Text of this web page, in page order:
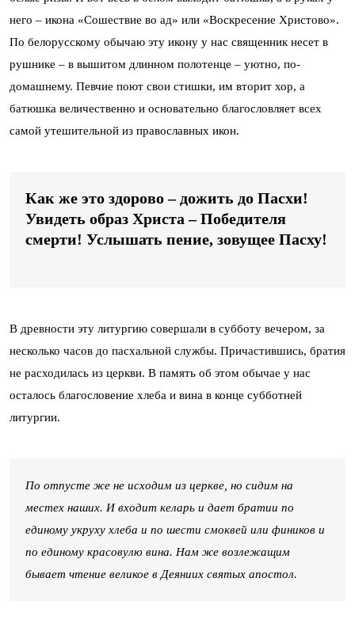
него – икона «Сошествие во ад» или «Воскресение Христово».
По белорусскому обычаю эту икону у нас священник несет в
рушнике – в вышитом длинном полотенце – уютно, по-
домашнему. Певчие поют свои стишки, им вторит хор, а
батюшка величественно и основательно благословляет всех
самой утешительной из православных икон.
Как же это здорово – дожить до Пасхи!
Увидеть образ Христа – Победителя
смерти! Услышать пение, зовущее Пасху!
В древности эту литургию совершали в субботу вечером, за
несколько часов до пасхальной службы. Причастившись, братия
не расходилась из церкви. В память об этом обычае у нас
осталось благословение хлеба и вина в конце субботней
литургии.
По отпусте же не исходим из церкве, но сидим на
местех наших. И входит келарь и дает братии по
единому укруху хлеба и по шести смоквей или фиников и
по единому красовулю вина. Нам же возлежащим
бывает чтение великое в Деяниих святых апостол.